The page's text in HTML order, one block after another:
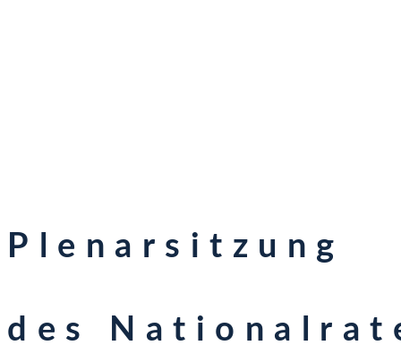
Plenarsitzung
des